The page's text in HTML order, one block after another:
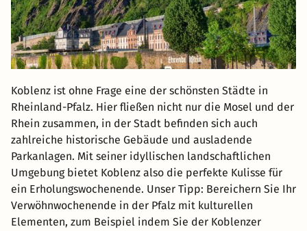
Koblenz ist ohne Frage eine der schönsten Städte in
Rheinland-Pfalz. Hier fließen nicht nur die Mosel und der
Rhein zusammen, in der Stadt befinden sich auch
zahlreiche historische Gebäude und ausladende
Parkanlagen. Mit seiner idyllischen landschaftlichen
Umgebung bietet Koblenz also die perfekte Kulisse für
ein Erholungswochenende. Unser Tipp: Bereichern Sie Ihr
Verwöhnwochenende in der Pfalz mit kulturellen
Elementen, zum Beispiel indem Sie der Koblenzer